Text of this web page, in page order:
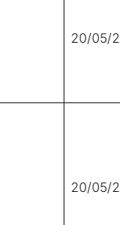
20/05/
20/05/